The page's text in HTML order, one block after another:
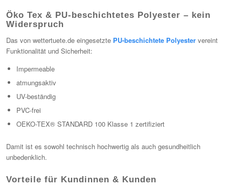
Öko Tex & PU-beschichtetes Polyester – kein
Widerspruch
Das von wettertuete.de eingesetzte PU-beschichtete Polyester vereint
Funktionalität und Sicherheit:
Impermeable
atmungsaktiv
UV-beständig
PVC-frei
OEKO-TEX® STANDARD 100 Klasse 1 zertifiziert
Damit ist es sowohl technisch hochwertig als auch gesundheitlich
unbedenklich.
Vorteile für Kundinnen & Kunden